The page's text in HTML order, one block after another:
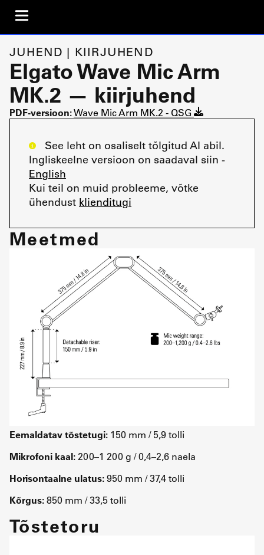
JUHEND | KIIRJUHEND
Elgato Wave Mic Arm
MK.2 — kiirjuhend
PDF-versioon:Wave Mic Arm MK.2 - QSG
See leht on osaliselt tõlgitud AI abil.
Ingliskeelne versioon on saadaval siin -
English
Kui teil on muid probleeme, võtke
ühendust klienditugi
Meetmed
Eemaldatav tõstetugi: 150 mm / 5,9 tolli
Mikrofoni kaal: 200–1 200 g / 0,4–2,6 naela
Horisontaalne ulatus:950 mm / 37,4 tolli
Kõrgus:850 mm / 33,5 tolli
Tõstetoru